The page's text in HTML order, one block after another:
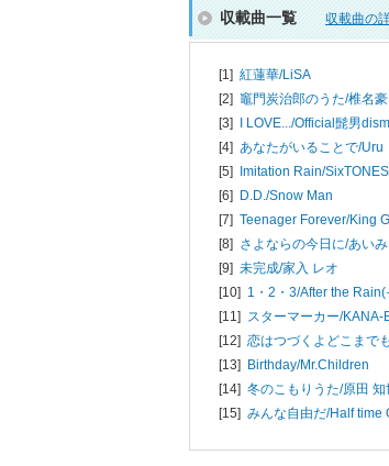
収載曲一覧 収載曲の
[1] 紅蓮華/LiSA
[2] 竈門炭治郎のうた/椎名
[3] I LOVE.../Official髭男dism
[4] あなたがいることで/Uru
[5] Imitation Rain/SixTONES
[6] D.D./Snow Man
[7] Teenager Forever/King
[8] さよならの今日に/あい
[9] 未完成/家入 レオ
[10] 1・2・3/After the
[11] スターマーカー/KANA-
[12] 恋はつづくよどこまで
[13] Birthday/Mr.Children
[14] 冬のこもりうた/原田 知
[15] みんな自由だ/Half time